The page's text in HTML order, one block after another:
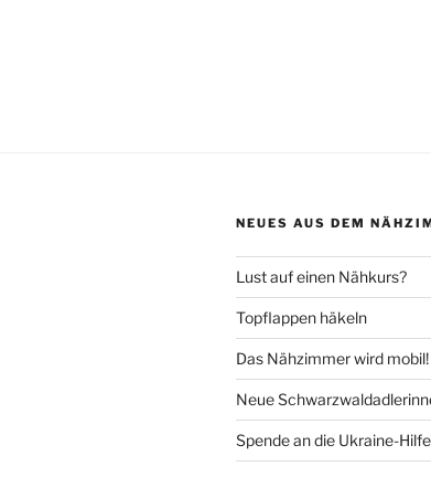
NEUES AUS DEM
Lust auf einen Nähkurs?
Topflappen häkeln
Das Nähzimmer wird mobil!
Neue
Spende an die Ukraine-Hilfe